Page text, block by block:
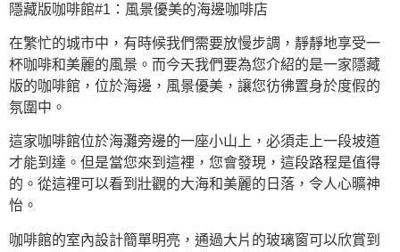
隱藏版咖啡館#1：風景優美的海邊咖啡店
在繁忙的城市中，有時候我們需要放慢步調，靜靜地享受一
杯咖啡和美麗的風景。而今天我們要為您介紹的是一家隱藏
版的咖啡館，位於海邊，風景優美，讓您彷彿置身於度假的
氛圍中。
這家咖啡館位於海灘旁邊的一座小山上，必須走上一段坡道
才能到達。但是當您來到這裡，您會發現，這段路程是值得
的。從這裡可以看到壯觀的大海和美麗的日落，令人心曠神
怡。
咖啡館的室內設計簡單明亮，通過大片的玻璃窗可以欣賞到